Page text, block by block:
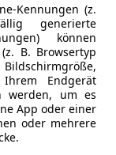
Kennungen (z.
generierte
können
B. Browsertyp
Endgerät
werden, um es
App oder einer
oder mehrere